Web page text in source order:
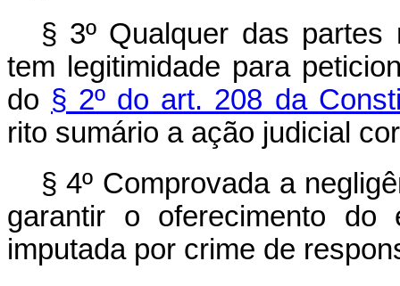
§ 3º Qualquer das
tem legitimidade para
do § 2º do art. 208 da
rito sumário a ação judicial
§ 4º Comprovada a
garantir o oferecimento do
imputada por crime de